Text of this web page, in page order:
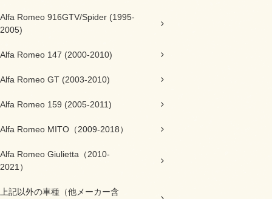
Alfa Romeo 916GTV/Spider (1995-
2005)
Alfa Romeo 147 (2000-2010)
Alfa Romeo GT (2003-2010)
Alfa Romeo 159 (2005-2011)
Alfa Romeo MITO（2009-2018）
Alfa Romeo Giulietta（2010-
2021）
上記以外の車種（他メーカー含